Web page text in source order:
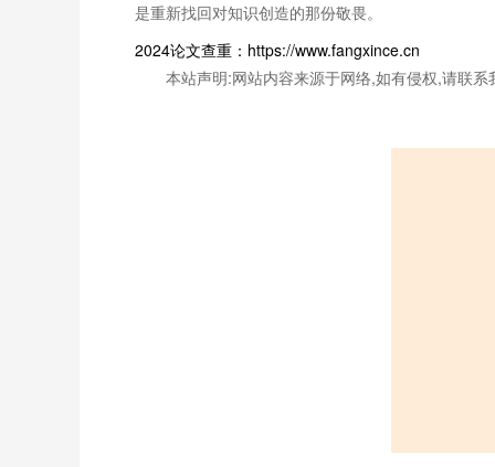
是重新找回对知识创造的那份敬畏。
2024论文查重：https://www.fangxince.cn
本站声明:网站内容来源于网络,如有侵权,请联